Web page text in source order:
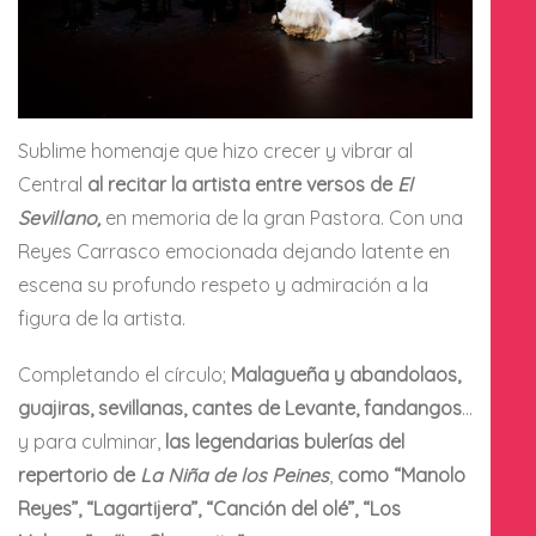
Sublime homenaje que hizo crecer y vibrar al
Central al recitar la artista entre versos de El
Sevillano, en memoria de la gran Pastora. Con una
Reyes Carrasco emocionada dejando latente en
escena su profundo respeto y admiración a la
figura de la artista.
Completando el círculo; Malagueña y abandolaos,
guajiras, sevillanas, cantes de Levante, fandangos…
y para culminar, las legendarias bulerías del
repertorio de La Niña de los Peines, como “Manolo
Reyes”, “Lagartijera”, “Canción del olé”, “Los